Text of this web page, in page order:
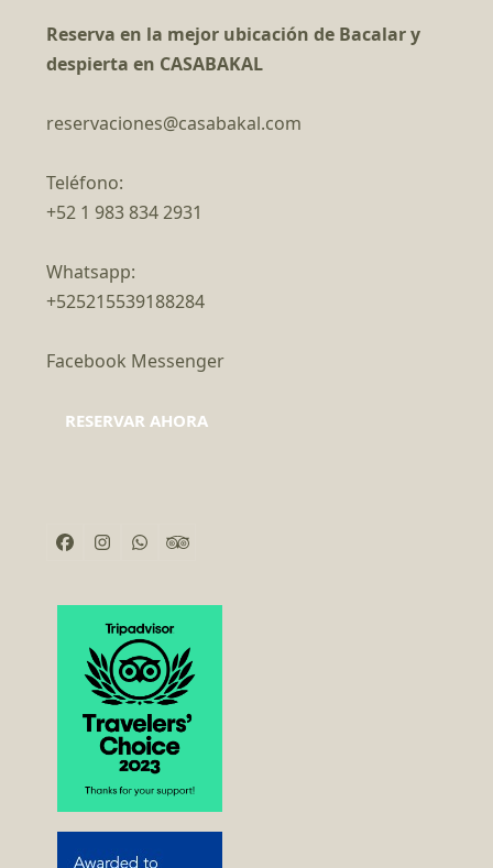
Reserva en la mejor ubicación de Bacalar y
despierta en CASABAKAL
reservaciones@casabakal.com
Teléfono:
+52 1 983 834 2931
Whatsapp:
+525215539188284
Facebook Messenger
RESERVAR AHORA
Facebook
Instagram
WhatsappTripadvisor